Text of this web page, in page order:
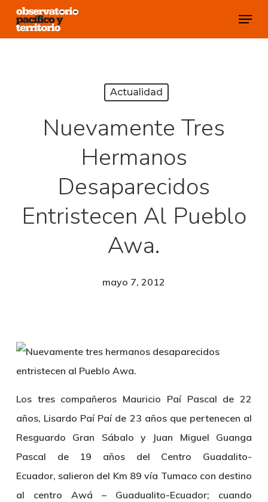
Skip
Menu
Actualidad
Nuevamente Tres
Hermanos
Desaparecidos
Entristecen Al Pueblo
Awa.
mayo 7, 2012
Los tres compañeros Mauricio Paí Pascal de 22
años, Lisardo Paí Paí de 23 años que pertenecen al
Resguardo Gran Sábalo y Juan Miguel Guanga
Pascal de 19 años del Centro Guadalito-
Ecuador, salieron del Km 89 vía Tumaco con destino
al centro Awá – Guadualito-Ecuador; cuando
Close